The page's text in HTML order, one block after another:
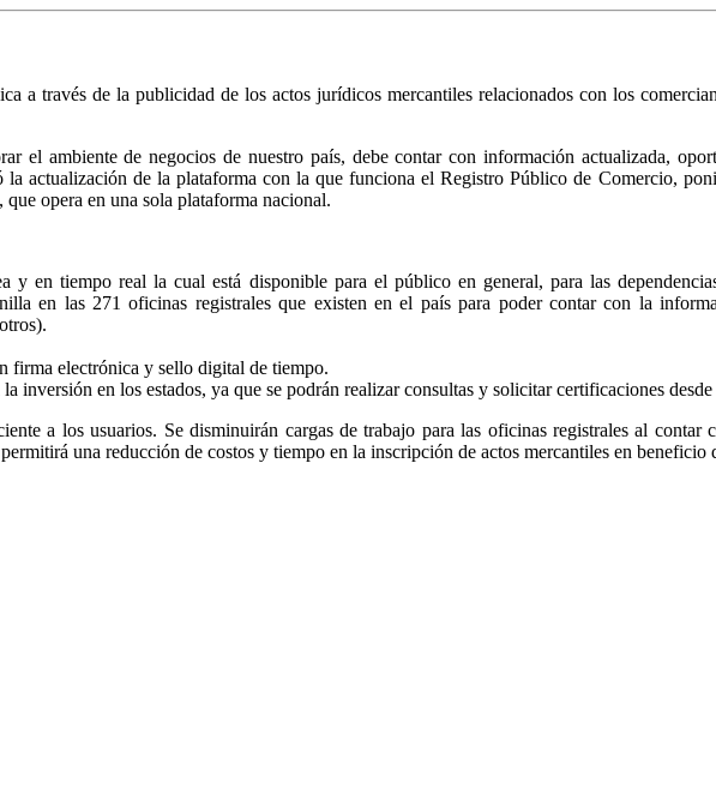
a través de la publicidad de los actos jurídicos mercantiles relacionados con los
el ambiente de negocios de nuestro país, debe contar con información actualizada,
actualización de la plataforma con la que funciona el Registro Público de Comercio,
opera en una sola plataforma nacional.
y en tiempo real la cual está disponible para el público en general, para las
en las 271 oficinas registrales que existen en el país para poder contar con la
firma electrónica y sello digital de tiempo.
inversión en los estados, ya que se podrán realizar consultas y solicitar certificaciones
a los usuarios. Se disminuirán cargas de trabajo para las oficinas registrales al contar
una reducción de costos y tiempo en la inscripción de actos mercantiles en beneficio